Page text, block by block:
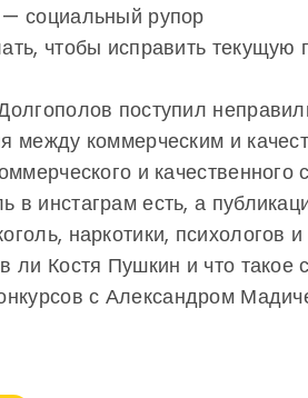
социальный рупор
чтобы исправить текущую
поступил
между коммерческим и
и качественного
инстаграм есть, а
наркотики, психологов
ли Костя Пушкин и что такое
с Александром